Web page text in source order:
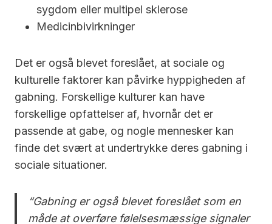
sygdom eller multipel sklerose
Medicinbivirkninger
Det er også blevet foreslået, at sociale og
kulturelle faktorer kan påvirke hyppigheden af
gabning. Forskellige kulturer kan have
forskellige opfattelser af, hvornår det er
passende at gabe, og nogle mennesker kan
finde det svært at undertrykke deres gabning i
sociale situationer.
“Gabning er også blevet foreslået som en
måde at overføre følelsesmæssige signaler